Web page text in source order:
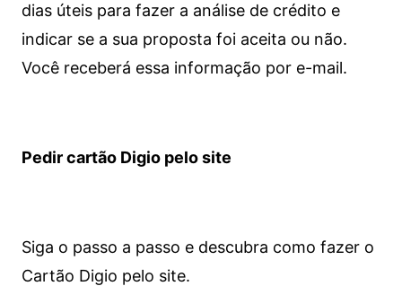
dias úteis para fazer a análise de crédito e
indicar se a sua proposta foi aceita ou não.
Você receberá essa informação por e-mail.
Pedir cartão Digio pelo site
Siga o passo a passo e descubra como fazer o
Cartão Digio pelo site.